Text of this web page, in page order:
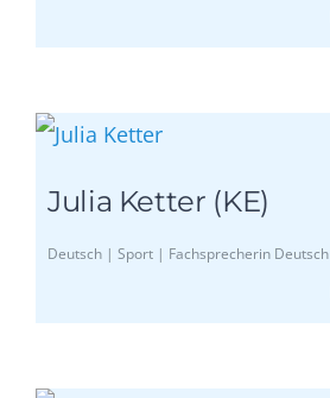
Julia Ketter (KE)
Deutsch | Sport | Fachsprecherin Deutsch